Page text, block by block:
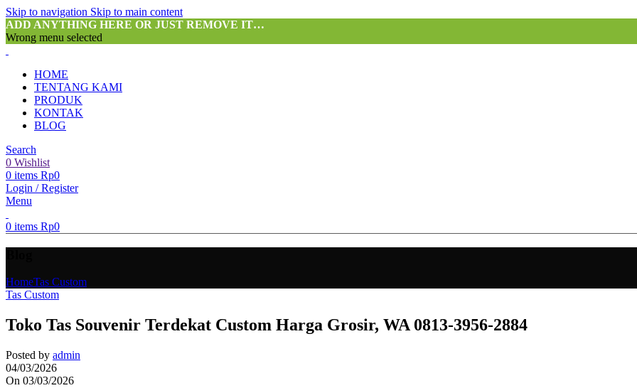
Skip to navigation Skip to main content
ADD ANYTHING HERE OR JUST REMOVE IT…
Wrong menu selected
HOME
TENTANG KAMI
PRODUK
KONTAK
BLOG
Search
0 Wishlist
0 items Rp0
Login / Register
Menu
0 items Rp0
HomeTas Custom
Tas Custom
Toko Tas Souvenir Terdekat Custom Harga Grosir, WA 0813-3956-2884
Posted by admin
04/03/2026
On 03/03/2026